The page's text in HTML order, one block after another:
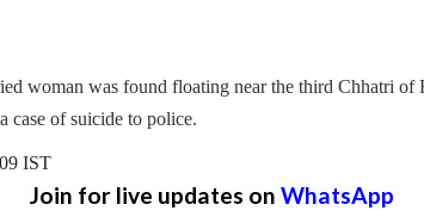
woman was found floating near the third Chhatri of
case of suicide to police.
IST
Join for live updates on WhatsApp